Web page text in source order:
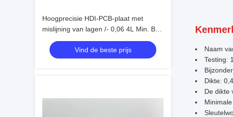
Hoogprecisie HDI-PCB-plaat met
mislijning van lagen /- 0,06 4L Min. Bga
Pitch 0,3mm
Vind de beste prijs
Naam
Testing:
Dikte:
De dikte